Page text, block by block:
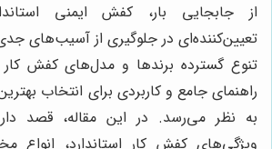
از جابجایی بار، کفش ایمنی
تعیین‌کننده‌ای در جلوگیری از آسیب‌های جدی
تنوع گسترده برندها و مدل‌های کفش کار
راهنمای جامع و کاربردی برای انتخاب
به نظر می‌رسد. در این مقاله، قصد
ویژگی‌های کفش کار استاندارد، انواع